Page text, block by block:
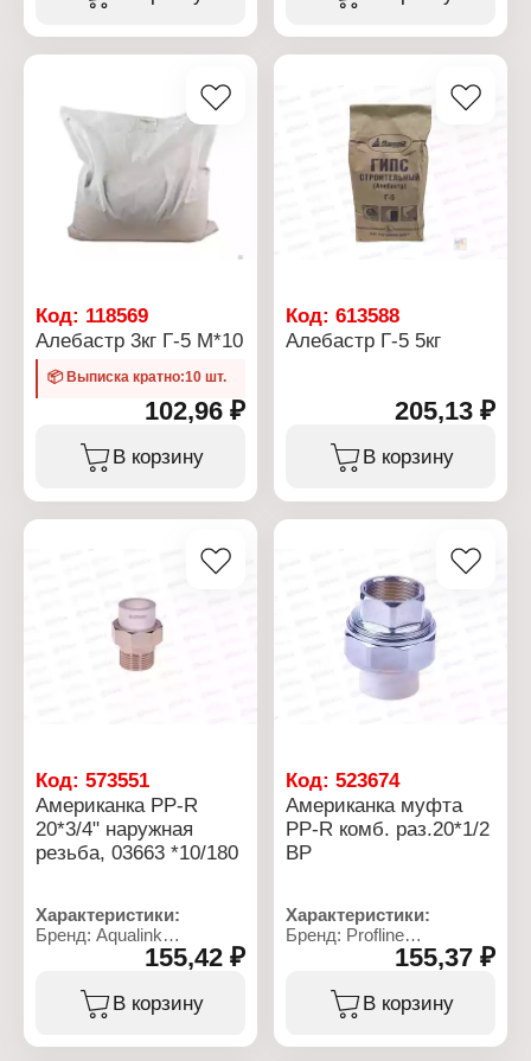
Вариация: сверлильный
переходником
Код: 118569
Алебастр 3кг Г-5 М*10
📦 Выписка кратно:10 шт.
102,96 ₽
В корзину
Код:613588
Алебастр Г-5 5кг
205,13 ₽
В корзину
Код: 573551
Американка PP-R
20*3/4" наружная
резьба, 03663 *10/180
Характеристики:
Бренд: Aqualink
Артикул: 3663
Тип товара: Американка
Вариация: сгон
Диаметр гайки: 3/4"
155,42 ₽
В корзину
Код:523674
Американка муфта
PP-R комб. раз.20*1/2
ВР
Характеристики:
Бренд: Profline
Тип товара: Муфта
Вариация: Американка
Вид: комбинированная
Конструкция: разъемная
155,37 ₽
В корзину